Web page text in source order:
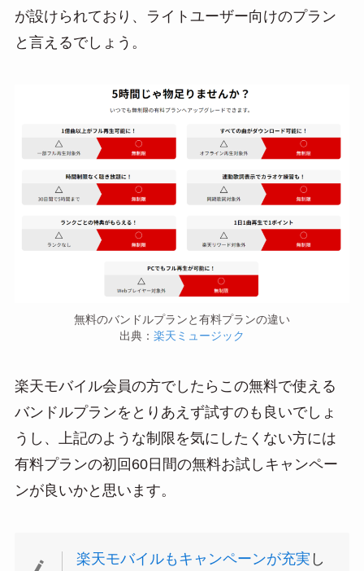
が設けられており、ライトユーザー向けのプラン
と言えるでしょう。
無料のバンドルプランと有料プランの違い
出典： 楽天ミュージック
楽天モバイル会員の方でしたらこの無料で使える
バンドルプランをとりあえず試すのも良いでしょ
うし、上記のような制限を気にしたくない方には
有料プランの初回60日間の無料お試しキャンペー
ンが良いかと思います。
楽天モバイルもキャンペーンが充実 し